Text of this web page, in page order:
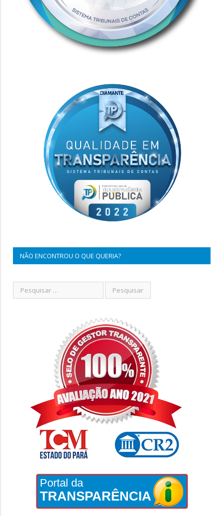
NÃO ENCONTROU O QUE QUERIA?
Portal da
TRANSPARÊNCIA